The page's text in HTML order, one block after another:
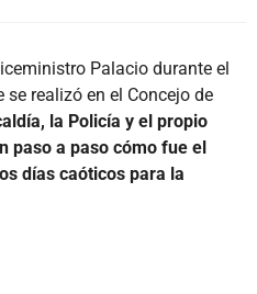
Palacio durante el
realizó en el Concejo de
la Policía y el propio
paso a paso cómo fue el
días caóticos para la